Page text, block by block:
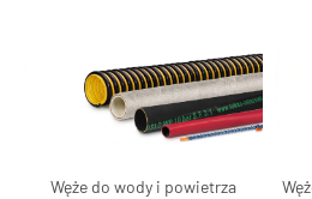
Węże do wody i powietrza